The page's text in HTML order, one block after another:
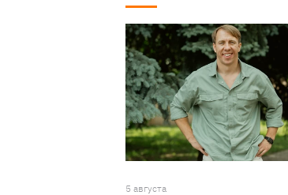
5 августа